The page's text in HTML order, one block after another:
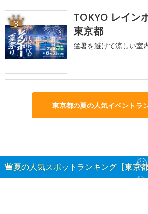
3
TOKYO レイン
東京都
猛暑を避けて涼しい室
東京都の夏の人気イベントラ
夏の人気スポットランキング【東京都